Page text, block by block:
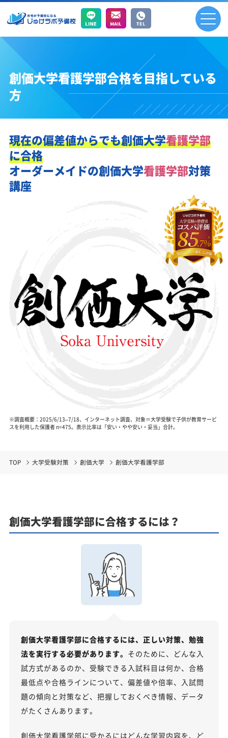
創価大学看護学部合格を目指している
方
現在の偏差値からでも創価大学看護学部
に合格
オーダーメイドの創価大学看護学部対策
講座
※調査概要：2025/6/13–7/18、インターネット調査、対象＝大学受験で子供が教育サービ
スを利用した保護者 n=475。表示比率は「安い・やや安い・妥当」合計。
TOP 大学受験対策 創価大学 創価大学看護学部
創価大学看護学部に合格するには？
創価大学看護学部に合格するには、正しい対策、勉強
法を実行する必要があります。 そのために、どんな入
試方式があるのか、受験できる入試科目は何か、合格
最低点や合格ラインについて、偏差値や倍率、入試問
題の傾向と対策など、把握しておくべき情報、データ
がたくさんあります。
創価大学看護学部に受かるにはどんな学習内容を、ど